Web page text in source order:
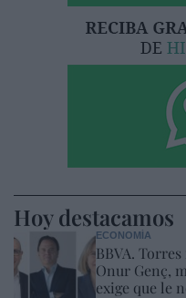
Hoy destacamos
ECONOMÍA
BBVA.
Onur Genç,
exige que le